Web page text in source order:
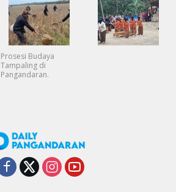
Prosesi Budaya
Tampaling di
Pangandaran.